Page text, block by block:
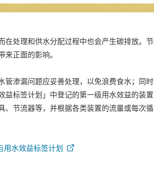
在处理和供水分配过程中也会产生碳排放。
正面的影响。
管渗漏问题应妥善处理，以免浪费食水；同
益标签计划」中登记的第一级用水效益的装
、节流器等，并根据各类装置的流量或每次
用水效益标签计划